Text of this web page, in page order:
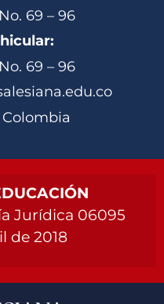
69 – 96
69 – 96
Colombia
Jurídica 06095
de 2018